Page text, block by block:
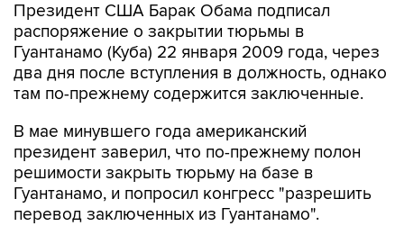
Президент США Барак Обама подписал
распоряжение о закрытии тюрьмы в
Гуантанамо (Куба) 22 января 2009 года, через
два дня после вступления в должность, однако
там по-прежнему содержится заключенные.
В мае минувшего года американский
президент заверил, что по-прежнему полон
решимости закрыть тюрьму на базе в
Гуантанамо, и попросил конгресс "разрешить
перевод заключенных из Гуантанамо".